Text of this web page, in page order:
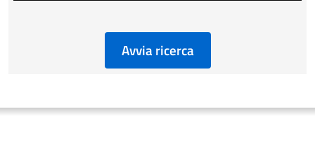
Avvia ricerca